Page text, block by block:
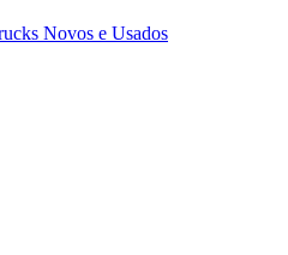
Novos e Usados